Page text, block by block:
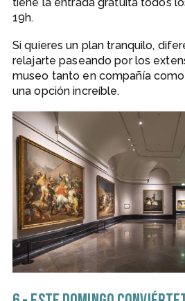
19h.
Si quieres un plan tranquilo,
relajarte paseando por los
museo tanto en compañía
una opción increíble.